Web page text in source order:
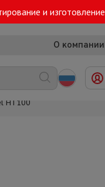
и изготовление
О компании
HT100